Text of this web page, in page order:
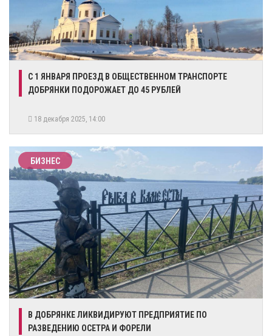
​С 1 ЯНВАРЯ ПРОЕЗД В ОБЩЕСТВЕННОМ ТРАНСПОРТЕ
ДОБРЯНКИ ПОДОРОЖАЕТ ДО 45 РУБЛЕЙ
18 декабря 2025, 14:00
БИЗНЕС
В ДОБРЯНКЕ ЛИКВИДИРУЮТ ПРЕДПРИЯТИЕ ПО
РАЗВЕДЕНИЮ ОСЕТРА И ФОРЕЛИ